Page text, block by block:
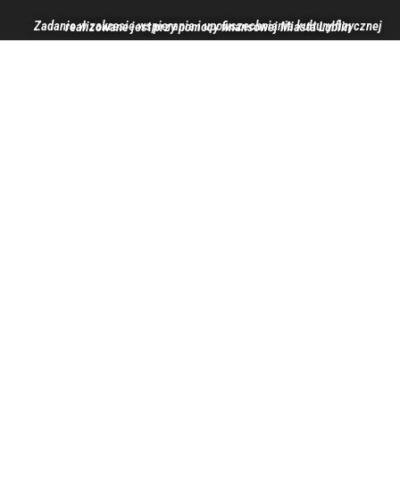
Zadanie w zakresie wspierania i upowszechniania kultury fizycznej realizowane jest przy pomocy finansowej Miasta Lublin